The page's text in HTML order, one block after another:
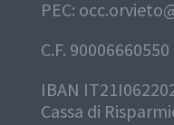
PEC:
C.F. 90006660550
IBAN
Cassa di